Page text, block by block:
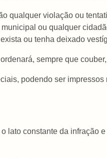
qualquer violação ou
ou qualquer
ou tenha deixado
sempre que
podendo ser
lato constante da infração